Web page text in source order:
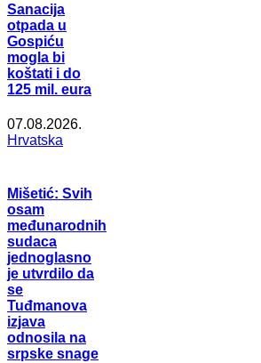
Sanacija
otpada u
Gospiću
mogla bi
koštati i do
125 mil. eura
07.08.2026.
Hrvatska
Mišetić: Svih
osam
međunarodnih
sudaca
jednoglasno
je utvrdilo da
se
Tuđmanova
izjava
odnosila na
srpske snage